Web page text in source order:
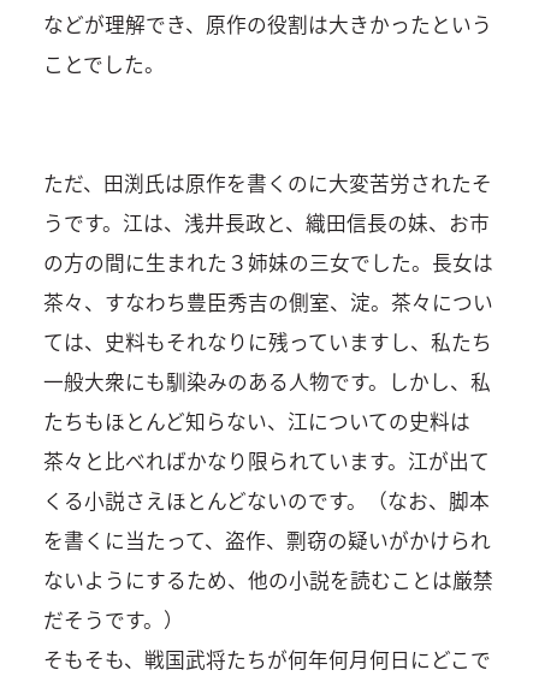
などが理解でき、原作の役割は大きかったという
ことでした。
ただ、田渕氏は原作を書くのに大変苦労されたそ
うです。江は、浅井長政と、織田信長の妹、お市
の方の間に生まれた３姉妹の三女でした。長女は
茶々、すなわち豊臣秀吉の側室、淀。茶々につい
ては、史料もそれなりに残っていますし、私たち
一般大衆にも馴染みのある人物です。しかし、私
たちもほとんど知らない、江についての史料は
茶々と比べればかなり限られています。江が出て
くる小説さえほとんどないのです。（なお、脚本
を書くに当たって、盗作、剽窃の疑いがかけられ
ないようにするため、他の小説を読むことは厳禁
だそうです。）
そもそも、戦国武将たちが何年何月何日にどこで